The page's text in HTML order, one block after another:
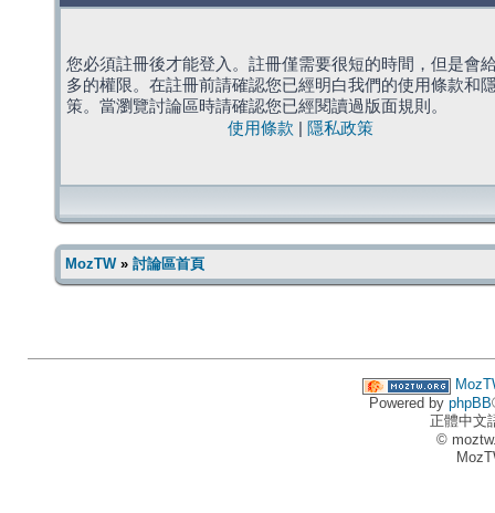
您必須註冊後才能登入。註冊僅需要很短的時間，但是會
多的權限。在註冊前請確認您已經明白我們的使用條款和
策。當瀏覽討論區時請確認您已經閱讀過版面規則。
使用條款
隱私政策
MozTW» 討論區首頁
Powered by phpBB
正體中文
©